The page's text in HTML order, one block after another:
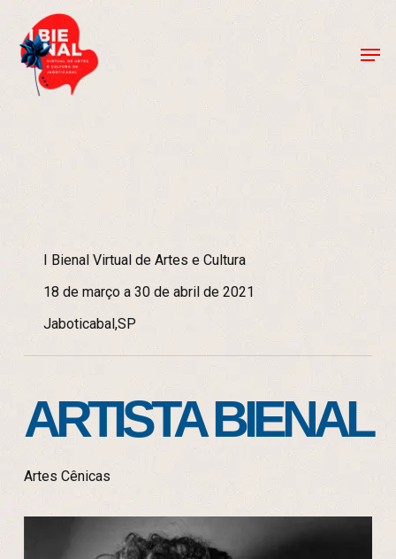
main
content
I Bienal Virtual de Artes e Cultura
18 de março a 30 de abril de 2021
Jaboticabal,SP
ARTISTA BIENAL
Artes Cênicas
Close